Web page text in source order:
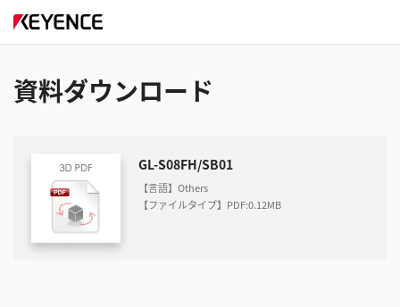
資料ダウンロード
GL-S08FH/SB01
【言語】Others
【ファイルタイプ】PDF:0.12MB